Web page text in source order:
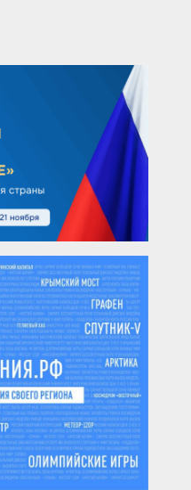
материалов ссылка
by zurabpro.